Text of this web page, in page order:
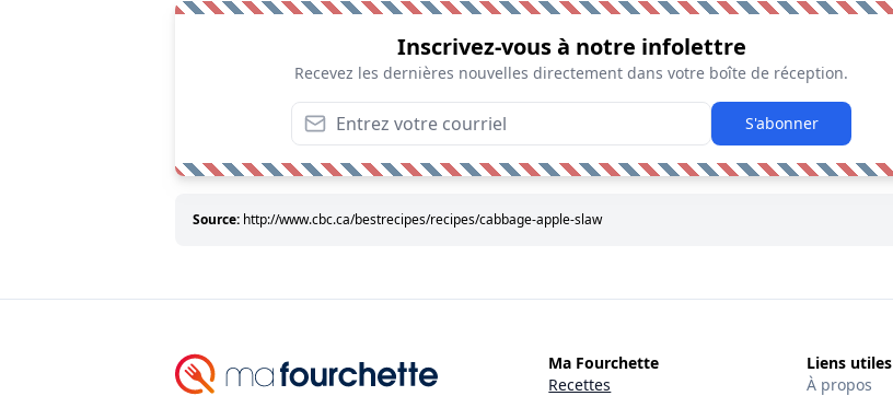
Inscrivez-vous à notre infolettre
Recevez les dernières nouvelles directement dans votre boîte de réception.
S'abonner
Source: http://www.cbc.ca/bestrecipes/recipes/cabbage-apple-slaw
Ma Fourchette
Recettes
Liens utiles
À propos